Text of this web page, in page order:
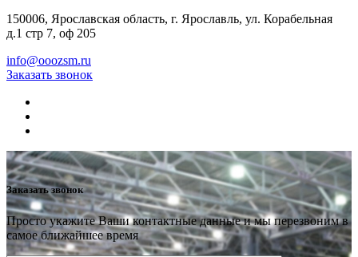
150006, Ярославская область, г. Ярославль, ул. Корабельная
д.1 стр 7, оф 205
info@ooozsm.ru
Заказать звонок
Заказать звонок
Просто укажите Ваши контактные данные и мы перезвоним в
самое ближайшее время